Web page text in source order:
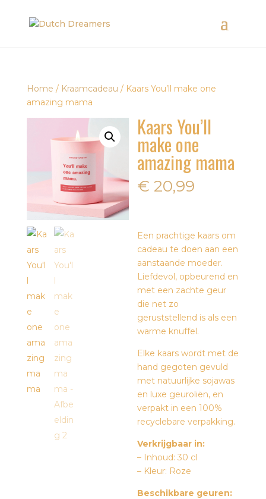
Home / Kraamcadeau / Kaars You’ll make one
amazing mama
Kaars You’ll
make one
amazing mama
€ 20,99
Een prachtige kaars om
cadeau te doen aan een
aanstaande moeder.
Liefdevol, opbeurend en
met een zachte geur
die net zo
geruststellend is als een
warme knuffel.
Elke kaars wordt met de
hand gegoten gevuld
met natuurlijke sojawas
en luxe geuroliën, en
verpakt in een 100%
recyclebare verpakking.
Verkrijgbaar in:
– Inhoud: 30 cl
– Kleur: Roze
Beschikbare geuren: